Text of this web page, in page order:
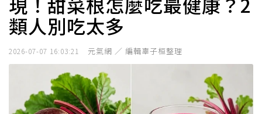
類人別吃太多
2026-07-07 16:03:21 元氣網 ／ 編輯辜子桓整理